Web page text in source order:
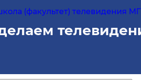
(факультет) телевидения